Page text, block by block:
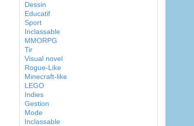
Dessin
Educatif
Sport
Inclassable
MMORPG
Tir
Visual novel
Rogue-Like
Minecraft-like
LEGO
Indies
Gestion
Mode
Inclassable